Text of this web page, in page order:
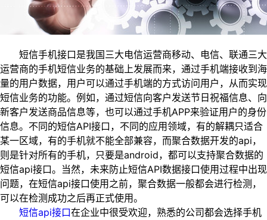
短信手机接口是我国三大电信运营商移动、电信、联通三大
运营商的手机短信业务的基础上发展而来，通过手机端接收到海
量的用户数据，用户可以通过手机端的方式访问用户，从而实现
短信业务的功能。例如，通过短信向客户发送节日祝福信息、向
新客户发送商品信息等，也可以通过手机APP来验证用户的身份
信息。不同的短信API接口，不同的应用领域，有的解耦只适合
某一区域，有的手机就不能全部兼容，而聚合数据开发的api，
则是针对所有的手机，只要是android，都可以支持聚合数据的
短信api接口。当然，未来防止短信API数据接口使用过程中出现
问题，在短信api接口使用之前，聚合数据一般都会进行检测，
可以在检测成功之后再正式使用。
短信api接口在企业中很受欢迎，熟悉的公司都会选择手机